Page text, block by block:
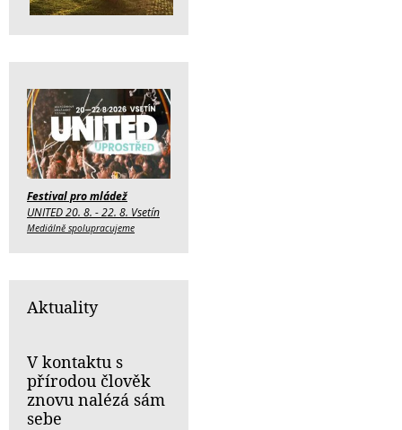
Festival pro mládež
UNITED 20. 8. - 22. 8. Vsetín
Mediálně spolupracujeme
Aktuality
V kontaktu s
přírodou člověk
znovu nalézá sám
sebe